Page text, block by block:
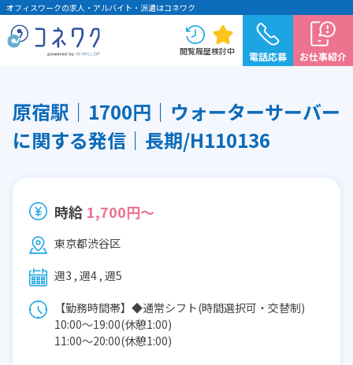
オフィスワークの求人・アルバイト・派遣はコネワク
閲覧履歴検討中 電話応募 お仕事紹介
原宿駅｜1700円｜ウォーターサーバー
に関する発信｜長期/H110136
時給 1,700円～
東京都渋谷区
週3 , 週4 , 週5
【勤務時間帯】◆通常シフト(時間選択可・交替制)
10:00〜19:00(休憩1:00)
11:00〜20:00(休憩1:00)